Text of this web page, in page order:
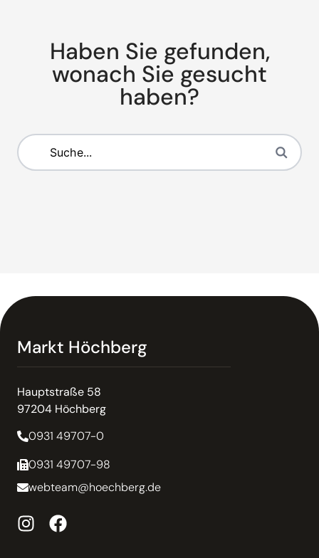
Haben Sie gefunden,
wonach Sie gesucht
haben?
Markt Höchberg
Hauptstraße 58
97204 Höchberg
0931 49707-0
0931 49707-98
webteam@hoechberg.de